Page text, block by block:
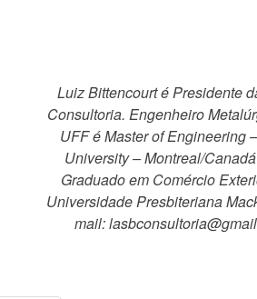
Luiz Bittencourt é Presidente
Consultoria. Engenheiro
UFF é Master of Engineering
University – Montreal/
Graduado em Comércio
Universidade Presbiteriana
mail: